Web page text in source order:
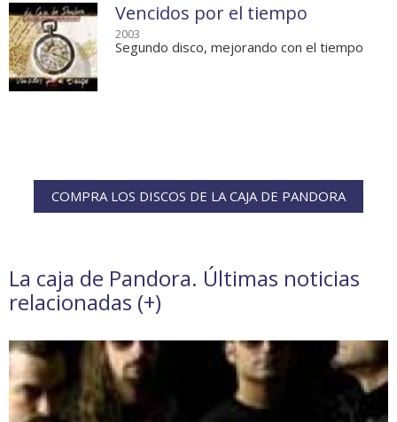
Vencidos por el tiempo
2003
Segundo disco, mejorando con el tiempo
COMPRA LOS DISCOS DE LA CAJA DE PANDORA
La caja de Pandora. Últimas noticias
relacionadas (+)